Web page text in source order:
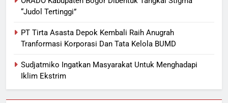
“Judol Tertinggi”
PT Tirta Asasta Depok Kembali Raih Anugrah
Tranformasi Korporasi Dan Tata Kelola BUMD
Sudjatmiko Ingatkan Masyarakat Untuk Menghadapi
Iklim Ekstrim